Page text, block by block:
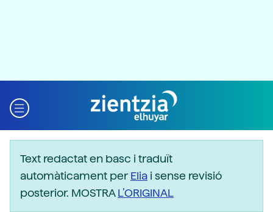
Text redactat en basc i traduït
automàticament perElia i sense revisió
posterior. MOSTRAL’ORIGINAL